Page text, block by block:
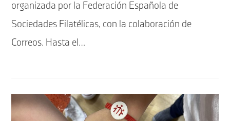
organizada por la Federación Española de
Sociedades Filatélicas, con la colaboración de
Correos. Hasta el…